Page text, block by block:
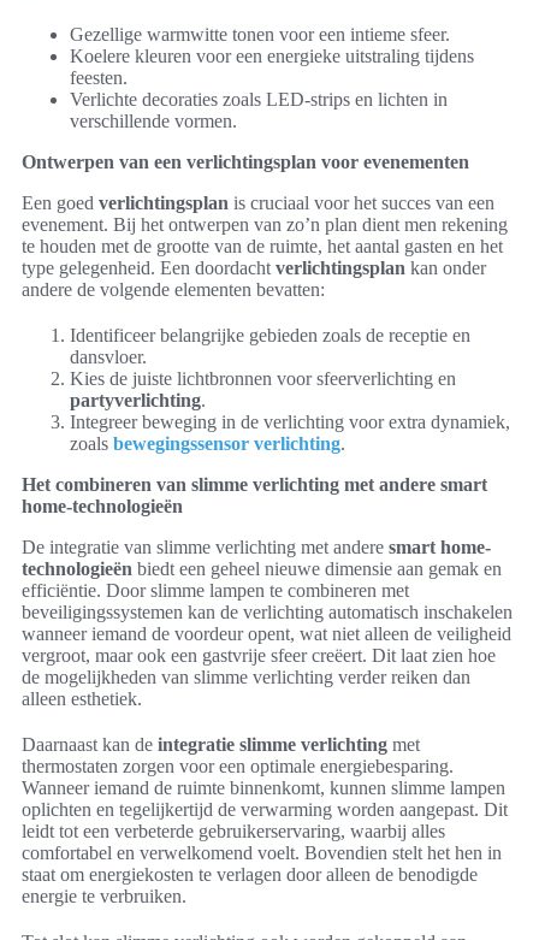
Gezellige warmwitte tonen voor een intieme sfeer.
Koelere kleuren voor een energieke uitstraling tijdens
feesten.
Verlichte decoraties zoals LED-strips en lichten in
verschillende vormen.
Ontwerpen van een verlichtingsplan voor evenementen
Een goed verlichtingsplan is cruciaal voor het succes van een
evenement. Bij het ontwerpen van zo’n plan dient men rekening
te houden met de grootte van de ruimte, het aantal gasten en het
type gelegenheid. Een doordacht verlichtingsplan kan onder
andere de volgende elementen bevatten:
Identificeer belangrijke gebieden zoals de receptie en
dansvloer.
Kies de juiste lichtbronnen voor sfeerverlichting en
partyverlichting.
Integreer beweging in de verlichting voor extra dynamiek,
zoals bewegingssensor verlichting.
Het combineren van slimme verlichting met andere smart
home-technologieën
De integratie van slimme verlichting met andere smart home-
technologieën biedt een geheel nieuwe dimensie aan gemak en
efficiëntie. Door slimme lampen te combineren met
beveiligingssystemen kan de verlichting automatisch inschakelen
wanneer iemand de voordeur opent, wat niet alleen de veiligheid
vergroot, maar ook een gastvrije sfeer creëert. Dit laat zien hoe
de mogelijkheden van slimme verlichting verder reiken dan
alleen esthetiek.
Daarnaast kan de integratie slimme verlichting met
thermostaten zorgen voor een optimale energiebesparing.
Wanneer iemand de ruimte binnenkomt, kunnen slimme lampen
oplichten en tegelijkertijd de verwarming worden aangepast. Dit
leidt tot een verbeterde gebruikerservaring, waarbij alles
comfortabel en verwelkomend voelt. Bovendien stelt het hen in
staat om energiekosten te verlagen door alleen de benodigde
energie te verbruiken.